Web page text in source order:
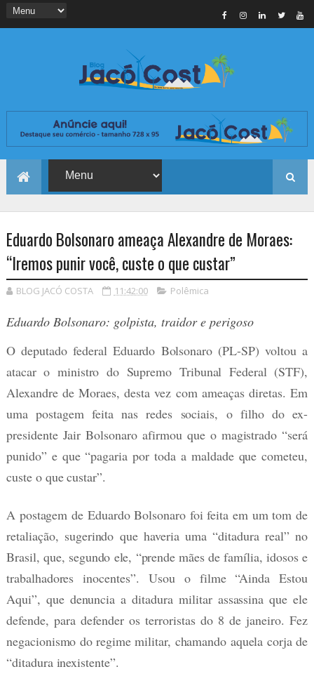
Eduardo Bolsonaro ameaça Alexandre de Moraes:
“Iremos punir você, custe o que custar”
BLOG JACÓ COSTA 11:42:00 Polêmica
Eduardo Bolsonaro: golpista, traidor e perigoso
O deputado federal Eduardo Bolsonaro (PL-SP) voltou a
atacar o ministro do Supremo Tribunal Federal (STF),
Alexandre de Moraes, desta vez com ameaças diretas. Em
uma postagem feita nas redes sociais, o filho do ex-
presidente Jair Bolsonaro afirmou que o magistrado “será
punido” e que “pagaria por toda a maldade que cometeu,
custe o que custar”.
A postagem de Eduardo Bolsonaro foi feita em um tom de
retaliação, sugerindo que haveria uma “ditadura real” no
Brasil, que, segundo ele, “prende mães de família, idosos e
trabalhadores inocentes”. Usou o filme “Ainda Estou
Aqui”, que denuncia a ditadura militar assassina que ele
defende, para defender os terroristas do 8 de janeiro. Fez
negacionismo do regime militar, chamando aquela corja de
“ditadura inexistente”.